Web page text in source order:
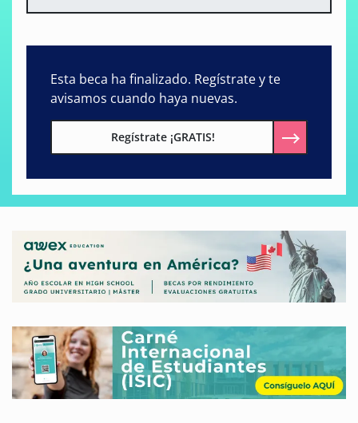
Esta beca ha finalizado. Regístrate y te
avisamos cuando haya nuevas.
Regístrate ¡GRATIS!